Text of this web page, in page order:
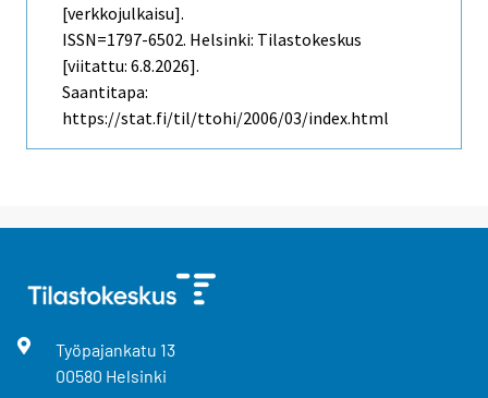
[verkkojulkaisu].
ISSN=1797-6502. Helsinki: Tilastokeskus
[viitattu: 6.8.2026].
Saantitapa:
https://stat.fi/til/ttohi/2006/03/index.html
Työpajankatu 13
00580 Helsinki